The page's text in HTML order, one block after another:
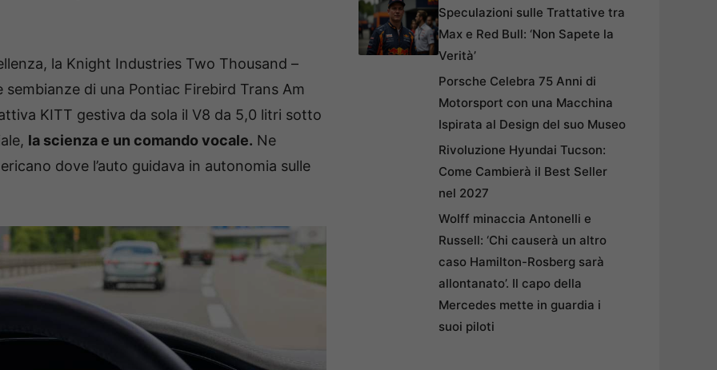
la Knight Industries Two Thousand –
di una Pontiac Firebird Trans Am
KITT gestiva da sola il V8 da 5,0 litri sotto
la scienza e un comando vocale. Ne
dove l’auto guidava in autonomia sulle
Speculazioni sulle Trattative tra
Max e Red Bull: ‘Non Sapete la
Verità’
Porsche Celebra 75 Anni di
Motorsport con una Macchina
Ispirata al Design del suo Museo
Rivoluzione Hyundai Tucson:
Come Cambierà il Best Seller
nel 2027
Wolff minaccia Antonelli e
Russell: ‘Chi causerà un altro
caso Hamilton-Rosberg sarà
allontanato’. Il capo della
Mercedes mette in guardia i
suoi piloti